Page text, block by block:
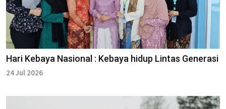
Hari Kebaya Nasional : Kebaya hidup Lintas Generasi
24 Jul 2026